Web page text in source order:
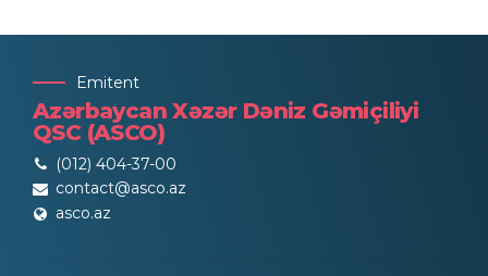
Emitent
Azərbaycan Xəzər Dəniz Gəmiçiliyi
QSC (ASCO)
(012) 404-37-00
contact@asco.az
asco.az